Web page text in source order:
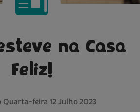
na Casa
Feliz!
Quarta-feira 12 Julho 2023